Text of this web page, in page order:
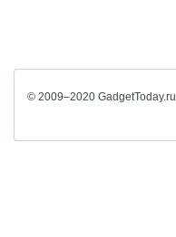
© 2009–2020 GadgetToday.ru